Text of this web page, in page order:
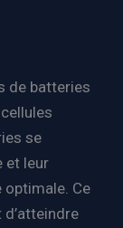
de batteries
se
et leur
optimale. Ce